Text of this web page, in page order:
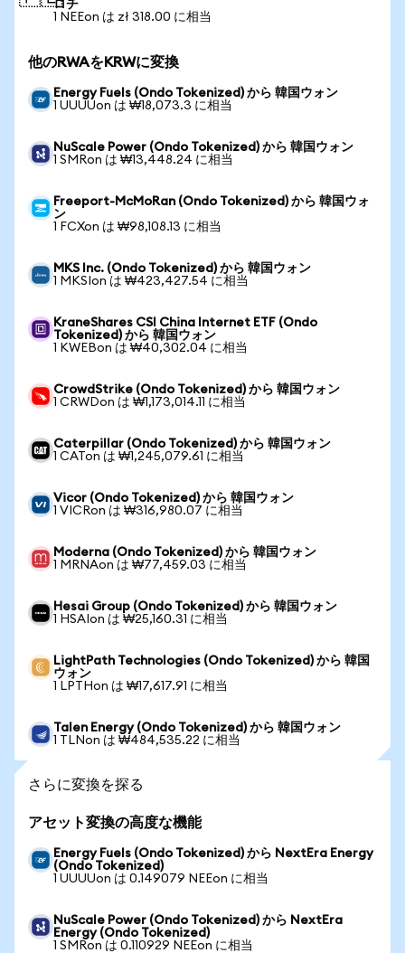
ロチ
1 NEEon は zł 318.00 に相当
他のRWAをKRWに変換
Energy Fuels (Ondo Tokenized) から 韓国ウォン
1 UUUUon は ₩18,073.3 に相当
NuScale Power (Ondo Tokenized) から 韓国ウォン
1 SMRon は ₩13,448.24 に相当
Freeport-McMoRan (Ondo Tokenized) から 韓国ウォ
ン
1 FCXon は ₩98,108.13 に相当
MKS Inc. (Ondo Tokenized) から 韓国ウォン
1 MKSIon は ₩423,427.54 に相当
KraneShares CSI China Internet ETF (Ondo
Tokenized) から 韓国ウォン
1 KWEBon は ₩40,302.04 に相当
CrowdStrike (Ondo Tokenized) から 韓国ウォン
1 CRWDon は ₩1,173,014.11 に相当
Caterpillar (Ondo Tokenized) から 韓国ウォン
1 CATon は ₩1,245,079.61 に相当
Vicor (Ondo Tokenized) から 韓国ウォン
1 VICRon は ₩316,980.07 に相当
Moderna (Ondo Tokenized) から 韓国ウォン
1 MRNAon は ₩77,459.03 に相当
Hesai Group (Ondo Tokenized) から 韓国ウォン
1 HSAIon は ₩25,160.31 に相当
LightPath Technologies (Ondo Tokenized) から 韓国
ウォン
1 LPTHon は ₩17,617.91 に相当
Talen Energy (Ondo Tokenized) から 韓国ウォン
1 TLNon は ₩484,535.22 に相当
さらに変換を探る
アセット変換の高度な機能
Energy Fuels (Ondo Tokenized) から NextEra Energy
(Ondo Tokenized)
1 UUUUon は 0.149079 NEEon に相当
NuScale Power (Ondo Tokenized) から NextEra
Energy (Ondo Tokenized)
1 SMRon は 0.110929 NEEon に相当